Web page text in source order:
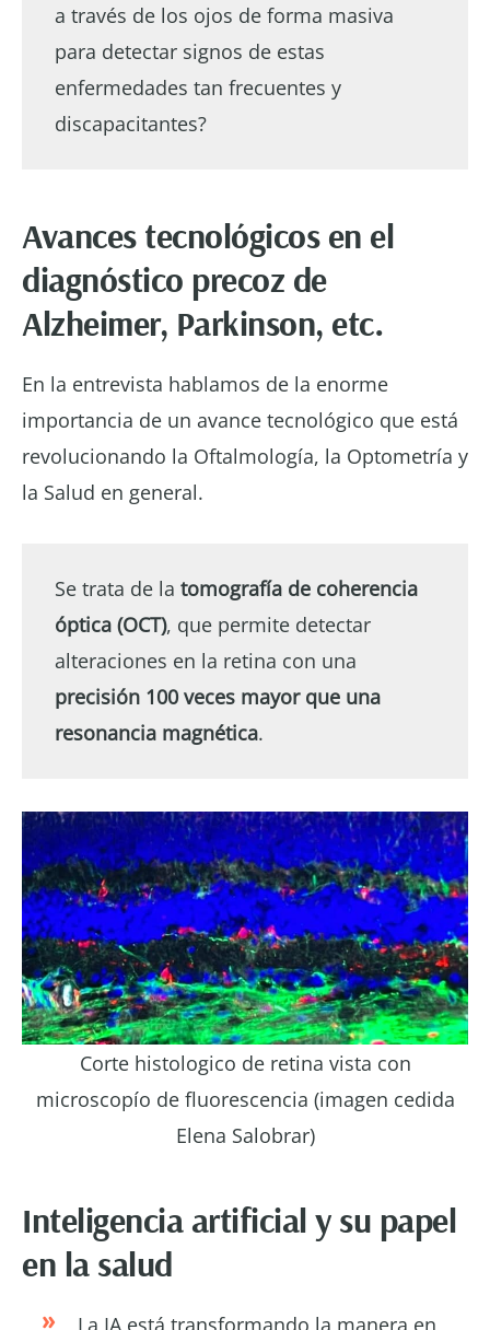
a través de los ojos de forma masiva
para detectar signos de estas
enfermedades tan frecuentes y
discapacitantes?
Avances tecnológicos en el
diagnóstico precoz de
Alzheimer, Parkinson, etc.
En la entrevista hablamos de la enorme
importancia de un avance tecnológico que está
revolucionando la Oftalmología, la Optometría y
la Salud en general.
Se trata de la tomografía de coherencia
óptica (OCT), que permite detectar
alteraciones en la retina con una
precisión 100 veces mayor que una
resonancia magnética.
Corte histologico de retina vista con
microscopío de fluorescencia (imagen cedida
Elena Salobrar)
Inteligencia artificial y su papel
en la salud
La IA está transformando la manera en